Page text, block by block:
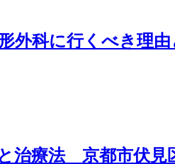
外科に行くべき理
治療法 京都市伏見